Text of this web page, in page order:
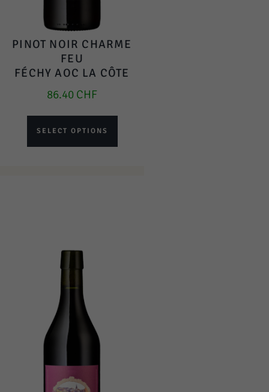
PINOT NOIR CHARME
FEU
FÉCHY AOC LA CÔTE
86.40 CHF
SELECT OPTIONS